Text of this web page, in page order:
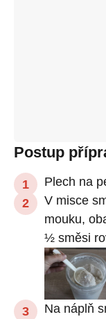
Postup
Plech na
V misce
mouku,
½ směsi
Na náplň